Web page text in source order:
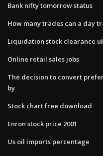
Bank nifty tomorrow status
How many trades can a day
Liquidation stock clearance
Online retail sales jobs
The decision to convert
by
Stock chart free download
Enron stock price 2001
Us oil imports percentage